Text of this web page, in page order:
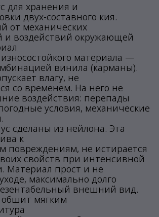
для хранения и
двух-составного кия.
от механических
и воздействий окружающей
материала —
винила (карманы).
влагу, не
со временем. На него не
воздействия: перепады
условия, механические
сделаны из нейлона. Эта
к
повреждениям, не истирается
свойств при интенсивной
Материал прост и не
максимально долго
внешний вид.
обшит мягким